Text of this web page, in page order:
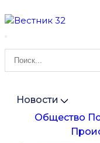
Новости
Общество